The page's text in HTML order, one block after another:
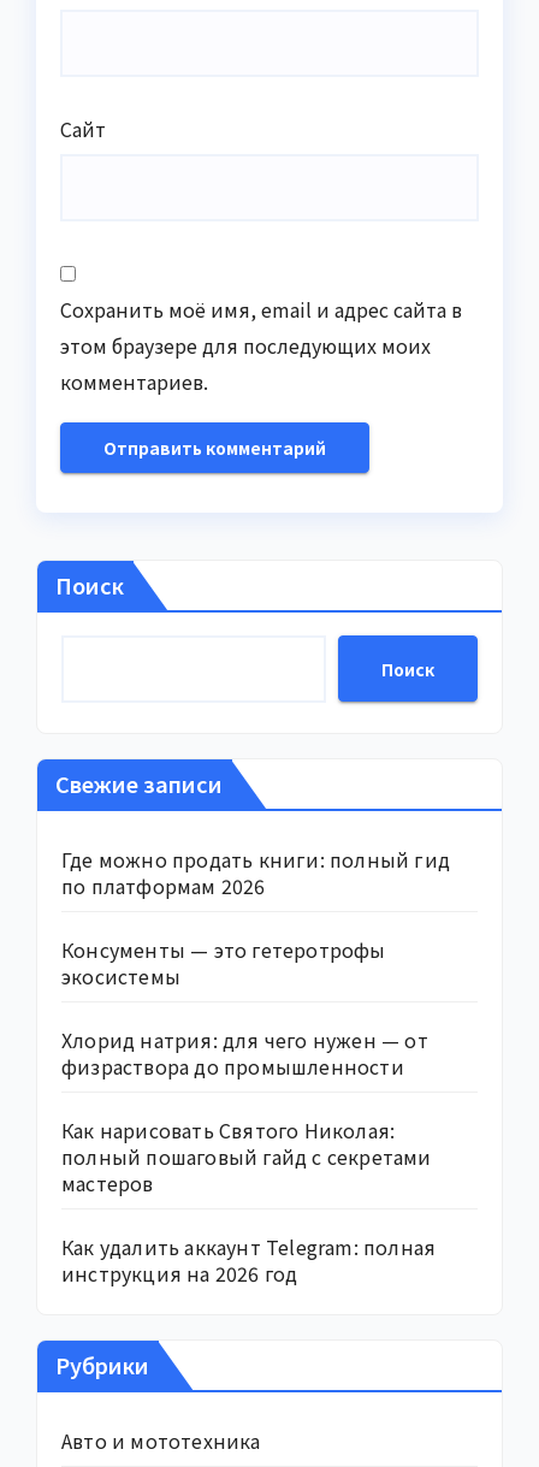
Сайт
Сохранить моё имя, email и адрес сайта в
этом браузере для последующих моих
комментариев.
Поиск
Поиск
Свежие записи
Где можно продать книги: полный гид
по платформам 2026
Консументы — это гетеротрофы
экосистемы
Хлорид натрия: для чего нужен — от
физраствора до промышленности
Как нарисовать Святого Николая:
полный пошаговый гайд с секретами
мастеров
Как удалить аккаунт Telegram: полная
инструкция на 2026 год
Рубрики
Авто и мототехника